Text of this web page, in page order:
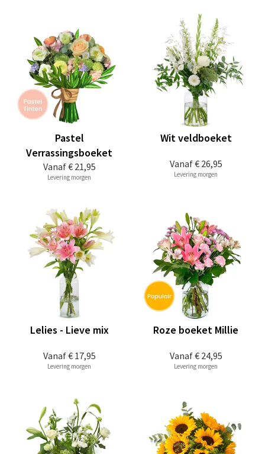
Vanaf€ 21,95
Pastel
Verrassingsboeket
Levering morgen
Vanaf€ 26,95
Wit veldboeket
Levering morgen
Vanaf€ 17,95
Lelies - Lieve mix
Levering morgen
Vanaf€ 24,95
Roze boeket Millie
Levering morgen